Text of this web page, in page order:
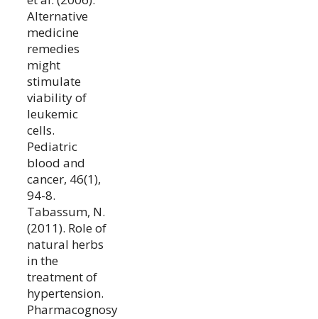
Alternative
medicine
remedies
might
stimulate
viability of
leukemic
cells.
Pediatric
blood and
cancer, 46(1),
94-8.
Tabassum, N.
(2011). Role of
natural herbs
in the
treatment of
hypertension.
Pharmacognosy